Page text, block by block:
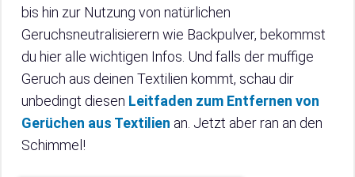
bis hin zur Nutzung von natürlichen
Geruchsneutralisierern wie Backpulver, bekommst
du hier alle wichtigen Infos. Und falls der muffige
Geruch aus deinen Textilien kommt, schau dir
unbedingt diesen Leitfaden zum Entfernen von
Gerüchen aus Textilien an. Jetzt aber ran an den
Schimmel!